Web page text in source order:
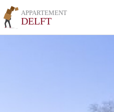
APPARTEMENT
DELFT